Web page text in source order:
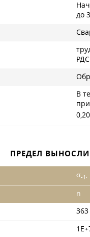
до
В
ПРЕДЕЛ
σ-1
n
363